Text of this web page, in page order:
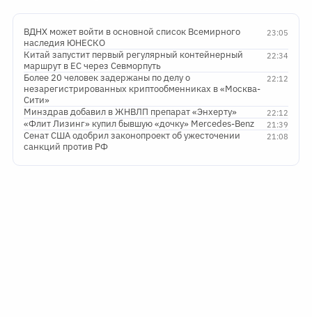
23:05
ВДНХ может войти в основной список Всемирного
наследия ЮНЕСКО
22:34
Китай запустит первый регулярный контейнерный
маршрут в ЕС через Севморпуть
22:12
Более 20 человек задержаны по делу о
незарегистрированных криптообменниках в «Москва-
Сити»
22:12
Минздрав добавил в ЖНВЛП препарат «Энхерту»
21:39
«Флит Лизинг» купил бывшую «дочку» Mercedes-Benz
21:08
Сенат США одобрил законопроект об ужесточении
санкций против РФ